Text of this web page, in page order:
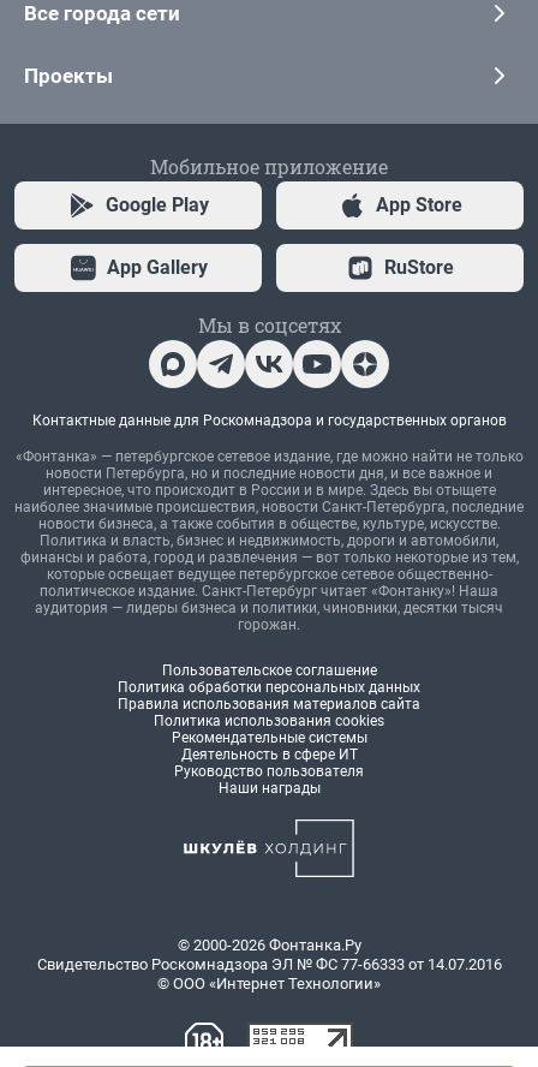
Все города сети
Проекты
Мобильное приложение
Google Play App Store
App Gallery RuStore
Мы в соцсетях
Контактные данные для Роскомнадзора и государственных органов
«Фонтанка» — петербургское сетевое издание, где можно найти не только
новости Петербурга, но и последние новости дня, и все важное и
интересное, что происходит в России и в мире. Здесь вы отыщете
наиболее значимые происшествия, новости Санкт-Петербурга, последние
новости бизнеса, а также события в обществе, культуре, искусстве.
Политика и власть, бизнес и недвижимость, дороги и автомобили,
финансы и работа, город и развлечения — вот только некоторые из тем,
которые освещает ведущее петербургское сетевое общественно-
политическое издание. Санкт-Петербург читает «Фонтанку»! Наша
аудитория — лидеры бизнеса и политики, чиновники, десятки тысяч
горожан.
Пользовательское соглашение
Политика обработки персональных данных
Правила использования материалов сайта
Политика использования cookies
Рекомендательные системы
Деятельность в сфере ИТ
Руководство пользователя
Наши награды
© 2000-2026 Фонтанка.Ру
Свидетельство Роскомнадзора ЭЛ № ФС 77-66333 от 14.07.2016
© ООО «Интернет Технологии»